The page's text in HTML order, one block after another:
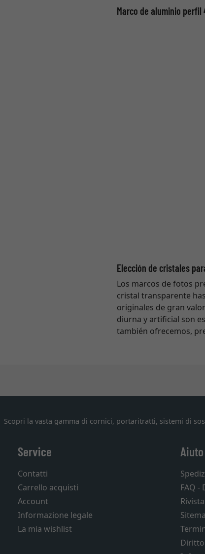
Marco de aluminio
Elección de cristales
Los marcos de fotos
cristal transparente
originales de gran
diurna y artificial son
también ofrecemos,
Scopri la vasta gamma di cornici, portaritratti, sistemi di
Service
Contatti
Carrello acquisti
Account
Informazione legale
La mia wishlist
Aiuto
FAQ
Rivista